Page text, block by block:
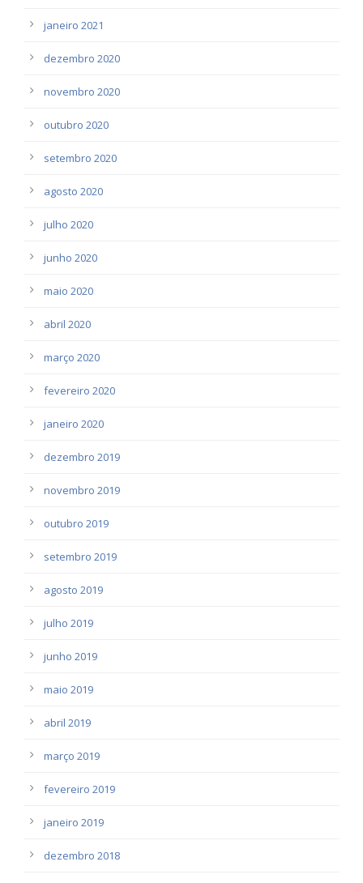
janeiro 2021
dezembro 2020
novembro 2020
outubro 2020
setembro 2020
agosto 2020
julho 2020
junho 2020
maio 2020
abril 2020
março 2020
fevereiro 2020
janeiro 2020
dezembro 2019
novembro 2019
outubro 2019
setembro 2019
agosto 2019
julho 2019
junho 2019
maio 2019
abril 2019
março 2019
fevereiro 2019
janeiro 2019
dezembro 2018